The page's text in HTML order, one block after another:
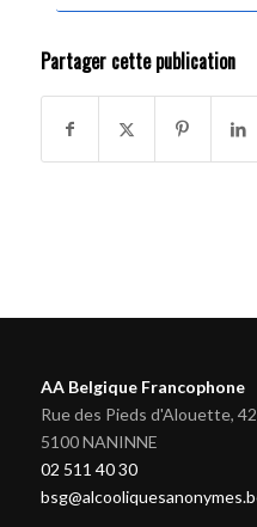
Partager cette publication
AA Belgique Francophone
Rue des Pieds d'Alouette,
5100 NANINNE
02 511 40 30